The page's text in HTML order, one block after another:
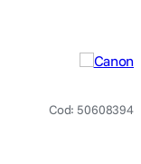
Cod: 50608394